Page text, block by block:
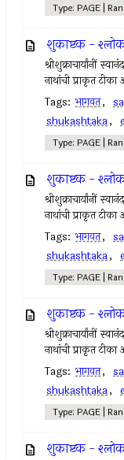
Type: PAGE |
शुकाष्टक -
श्रीशुक्राचार्यांनीं
नाथांची प्राकृत
Tags: भागवत,
shukashtaka,
Type: PAGE |
शुकाष्टक -
श्रीशुक्राचार्यांनीं
नाथांची प्राकृत
Tags: भागवत,
shukashtaka,
Type: PAGE |
शुकाष्टक -
श्रीशुक्राचार्यांनीं
नाथांची प्राकृत
Tags: भागवत,
shukashtaka,
Type: PAGE |
शुकाष्टक -